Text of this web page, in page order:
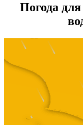
Погода